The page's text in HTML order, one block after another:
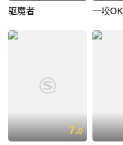
驱魔者 一咬OK
7.0